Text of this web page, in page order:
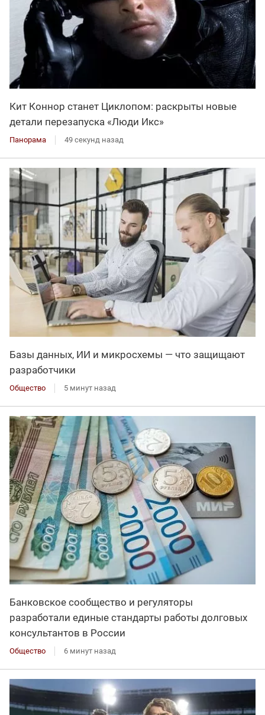
Кит Коннор станет Циклопом: раскрыты новые
детали перезапуска «Люди Икс»
Панорама 49 секунд назад
Базы данных, ИИ и микросхемы — что защищают
разработчики
Общество 5 минут назад
Банковское сообщество и регуляторы
разработали единые стандарты работы долговых
консультантов в России
Общество 6 минут назад